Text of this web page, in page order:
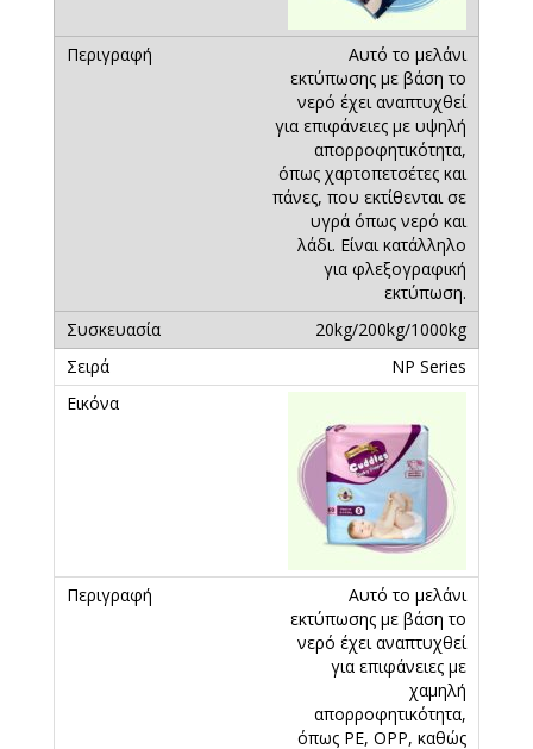
Αυτό το μελάνι
εκτύπωσης με βάση το
νερό έχει αναπτυχθεί
για επιφάνειες με υψηλή
απορροφητικότητα,
όπως χαρτοπετσέτες και
πάνες, που εκτίθενται σε
υγρά όπως νερό και
λάδι. Είναι κατάλληλο
για φλεξογραφική
εκτύπωση.
20kg/200kg/1000kg
ΝP Series
Αυτό το μελάνι
εκτύπωσης με βάση το
νερό έχει αναπτυχθεί
για επιφάνειες με
χαμηλή
απορροφητικότητα,
όπως PE, OPP, καθώς